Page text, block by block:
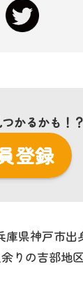
t
t
e
かるかも！
登録
県神戸市
りの吉部地区